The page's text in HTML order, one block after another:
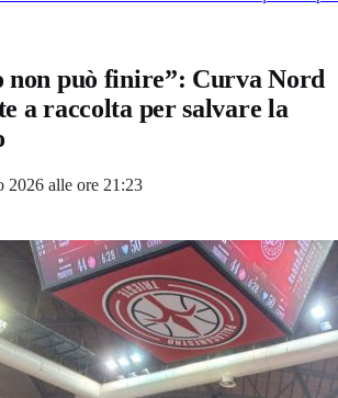
non può finire”: Curva Nord
a raccolta per salvare la
2026 alle ore 21:23